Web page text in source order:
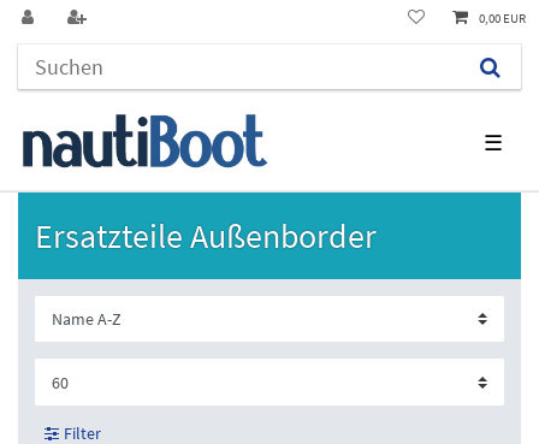
☰
0,00 EUR
Ersatzteile Außenborder
Filter